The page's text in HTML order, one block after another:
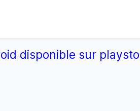
disponible sur